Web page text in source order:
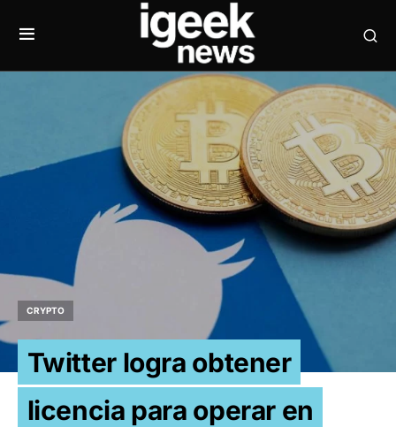
CRYPTO
Twitter logra obtener
licencia para operar en